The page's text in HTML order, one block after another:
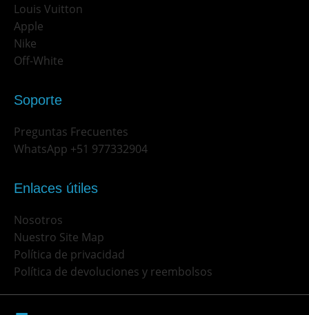
Louis Vuitton
Apple
Nike
Off-White
Soporte
Preguntas Frecuentes
WhatsApp +51 977332904
Enlaces útiles
Nosotros
Nuestro Site Map
Política de privacidad
Política de devoluciones y reembolsos